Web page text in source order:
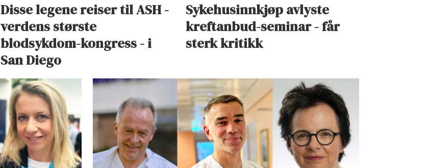
Disse legene reiser til ASH -
verdens største
blodsykdom-kongress - i
San Diego
Sykehusinnkjøp avlyste
kreftanbud-seminar - får
sterk kritikk